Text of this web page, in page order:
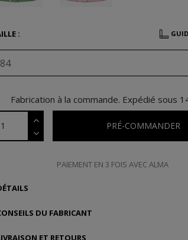
:
84
Fabrication à la commande. Expédié sous
PRÉ-COMMANDER
PAIEMENT EN 3 FOIS AVEC ALMA
DU FABRICANT
ET RETOURS